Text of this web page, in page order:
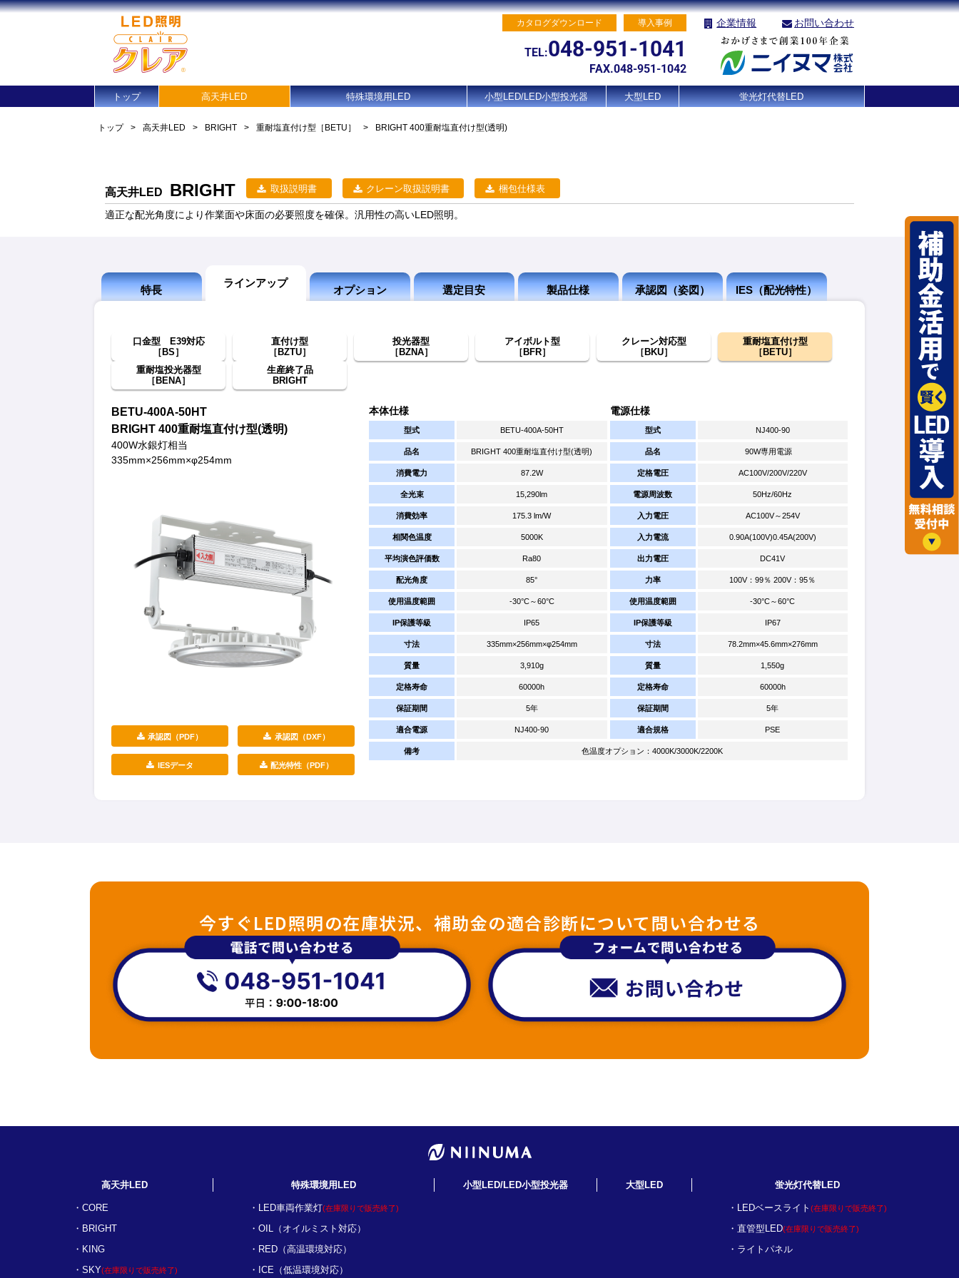
カタログダウンロード 導入事例
TEL:048-951-1041
FAX.048-951-1042
企業情報 お問い合わせ
トップ 高天井LED 特殊環境用LED 小型LED/LED小型投光器 大型LED 蛍光灯代替LED
トップ > 高天井LED > BRIGHT > 重耐塩直付け型 ［BETU］ > BRIGHT 400重耐塩直付け型(透明)
高天井LED BRIGHT 取扱説明書 クレーン取扱説明書 梱包仕様表
適正な配光角度により作業面や床面の必要照度を確保。汎用性の高いLED照明。
特長
ラインアップ
オプション 選定目安 製品仕様 承認図（姿図） IES（配光特性）
口金型 E39対応
［BS］
直付け型
［BZTU］
投光器型
［BZNA］
アイボルト型
［BFR］
クレーン対応型
［BKU］
重耐塩直付け型
［BETU］
重耐塩投光器型
［BENA］
生産終了品
BRIGHT
BETU-400A-50HT
BRIGHT 400重耐塩直付け型(透明)
400W水銀灯相当
335mm×256mm×φ254mm
承認図（PDF） 承認図（DXF）
IESデータ 配光特性（PDF）
本体仕様
型式 BETU-400A-50HT
品名 BRIGHT 400重耐塩直付け型(透明)
消費電力 87.2W
全光束 15,290lm
消費効率 175.3 lm/W
相関色温度 5000K
平均演色評価数 Ra80
配光角度 85°
使用温度範囲 -30°C～60°C
IP保護等級 IP65
寸法 335mm×256mm×φ254mm
質量 3,910g
定格寿命 60000h
保証期間 5年
適合電源 NJ400-90
電源仕様
型式 NJ400-90
品名 90W専用電源
定格電圧 AC100V/200V/220V
電源周波数 50Hz/60Hz
入力電圧 AC100V～254V
入力電流 0.90A(100V)0.45A(200V)
出力電圧 DC41V
力率 100V：99％ 200V：95％
使用温度範囲 -30°C～60°C
IP保護等級 IP67
寸法 78.2mm×45.6mm×276mm
質量 1,550g
定格寿命 60000h
保証期間 5年
適合規格 PSE
備考 色温度オプション：4000K/3000K/2200K
今すぐLED照明の在庫状況、補助金の適合診断について問い合わせる
高天井LED
CORE
BRIGHT
KING
SKY(在庫限りで販売終了)
特殊環境用LED
LED車両作業灯(在庫限りで販売終了)
OIL（オイルミスト対応）
RED（高温環境対応）
ICE（低温環境対応）
小型LED/LED小型投光器 大型LED 蛍光灯代替LED
LEDベースライト (在庫限りで販売終了)
直管型LED(在庫限りで販売終了)
ライトパネル